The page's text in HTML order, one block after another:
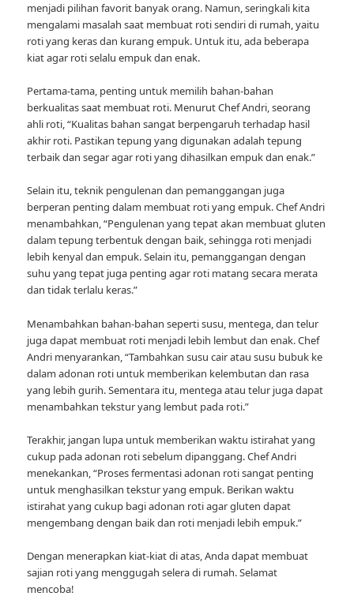
menjadi pilihan favorit banyak orang. Namun, seringkali kita
mengalami masalah saat membuat roti sendiri di rumah, yaitu
roti yang keras dan kurang empuk. Untuk itu, ada beberapa
kiat agar roti selalu empuk dan enak.
Pertama-tama, penting untuk memilih bahan-bahan
berkualitas saat membuat roti. Menurut Chef Andri, seorang
ahli roti, “Kualitas bahan sangat berpengaruh terhadap hasil
akhir roti. Pastikan tepung yang digunakan adalah tepung
terbaik dan segar agar roti yang dihasilkan empuk dan enak.”
Selain itu, teknik pengulenan dan pemanggangan juga
berperan penting dalam membuat roti yang empuk. Chef Andri
menambahkan, “Pengulenan yang tepat akan membuat gluten
dalam tepung terbentuk dengan baik, sehingga roti menjadi
lebih kenyal dan empuk. Selain itu, pemanggangan dengan
suhu yang tepat juga penting agar roti matang secara merata
dan tidak terlalu keras.”
Menambahkan bahan-bahan seperti susu, mentega, dan telur
juga dapat membuat roti menjadi lebih lembut dan enak. Chef
Andri menyarankan, “Tambahkan susu cair atau susu bubuk ke
dalam adonan roti untuk memberikan kelembutan dan rasa
yang lebih gurih. Sementara itu, mentega atau telur juga dapat
menambahkan tekstur yang lembut pada roti.”
Terakhir, jangan lupa untuk memberikan waktu istirahat yang
cukup pada adonan roti sebelum dipanggang. Chef Andri
menekankan, “Proses fermentasi adonan roti sangat penting
untuk menghasilkan tekstur yang empuk. Berikan waktu
istirahat yang cukup bagi adonan roti agar gluten dapat
mengembang dengan baik dan roti menjadi lebih empuk.”
Dengan menerapkan kiat-kiat di atas, Anda dapat membuat
sajian roti yang menggugah selera di rumah. Selamat
mencoba!